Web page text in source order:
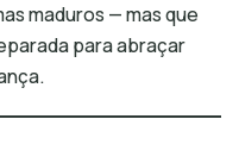
maduros — mas que
para abraçar